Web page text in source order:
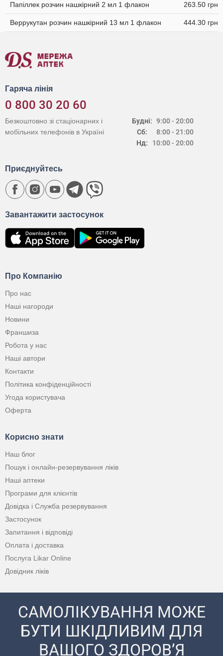
Папіллек розчин нашкірний 2 мл 1 флакон 263.50 грн
Веррукутан розчин нашкірний 13 мл 1 флакон 444.30 грн
Гаряча лінія
0 800 30 20 60
Будні:
Сб:
Нд:
9:00 - 20:00
8:00 - 21:00
10:00 - 20:00
Безкоштовно зі стаціонарних і
мобільних телефонів в Україні
Про Компанію
Про нас
Наші нагороди
Новини
Франшиза
Робота у нас
Наші автори
Контакти
Політика конфіденційності
Угода користувача
Оферта
Корисно знати
Наш блог
Пошук і онлайн-резервування ліків
Наші аптеки
Програми для клієнтів
Довідка і Служба резервування
Застосунок
Запитання і відповіді
Оплата і доставка
Послуга Likar Online
Довідник ліків
Завантажити застосунок
Приєднуйтесь
САМОЛІКУВАННЯ МОЖЕ
БУТИ ШКІДЛИВИМ ДЛЯ
ВАШОГО ЗДОРОВ’Я